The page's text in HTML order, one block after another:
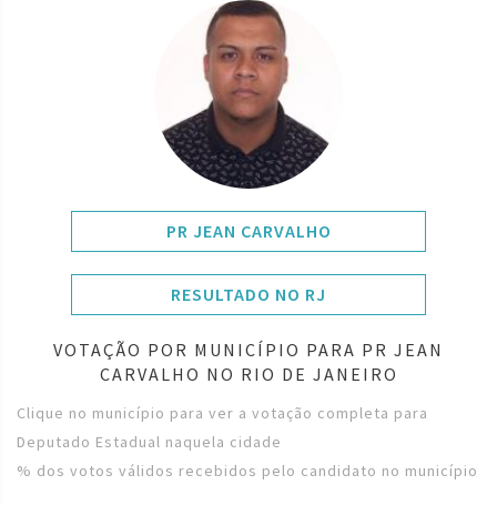
PR JEAN CARVALHO
RESULTADO NO RJ
VOTAÇÃO POR MUNICÍPIO PARA PR JEAN
CARVALHO NO RIO DE JANEIRO
Clique no município para ver a votação completa para
Deputado Estadual naquela cidade
% dos votos válidos recebidos pelo candidato no município